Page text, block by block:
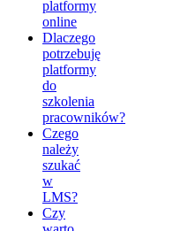
platformy
online
Dlaczego
potrzebuję
platformy
do
szkolenia
pracowników?
Czego
należy
szukać
w
LMS?
Czy